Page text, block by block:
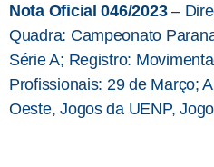
Nota Oficial 046/2023–
Quadra: Campeonato
Série A; Registro:
Profissionais: 29 de Março;
Oeste, Jogos da UENP,